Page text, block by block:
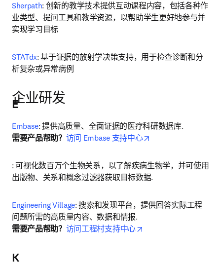
Sherpath: 创新的教学技术提供互动课程内容，包括各种作
业类型、提问工具和教学资源，以帮助学生更好地参与并
实现学习目标
STATdx: 基于证据的放射学决策支持，用于检查诊断和分
析复杂或异常病例
企业研发
E
Embase
需要产品帮助？ 访问 Embase 支持中心
: 可视化数百万个生物关系，以了解疾病生物学，并可使用
出版物、关系和概念过滤器获取目标数据.
Engineering Village: 搜索和发现平台，提供回答实际工程
需要产品帮助？ 访问工程村支持中心
K